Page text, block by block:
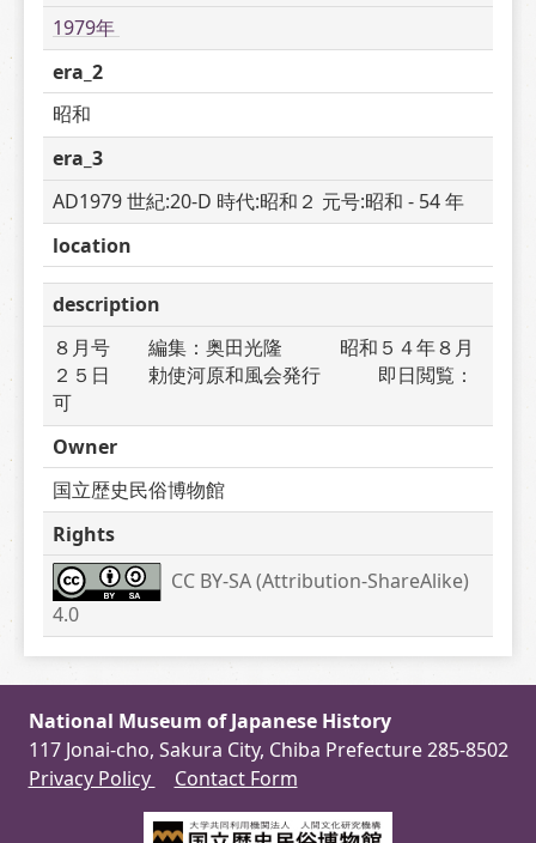
1979年
era_2
昭和
era_3
AD1979 世紀:20-D 時代:昭和２ 元号:昭和 - 54 年
location
description
８月号　　編集：奥田光隆　　　昭和５４年８月
２５日　　勅使河原和風会発行　　　即日閲覧：
可
Owner
国立歴史民俗博物館
Rights
CC BY-SA (Attribution-ShareAlike)
4.0
National Museum of Japanese History
117 Jonai-cho, Sakura City, Chiba Prefecture 285-8502
Privacy Policy
Contact Form